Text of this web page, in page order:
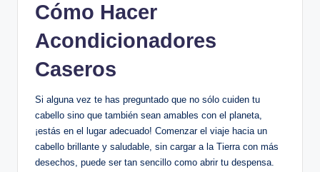
Cómo Hacer
Acondicionadores
Caseros
Si alguna vez te has preguntado que no sólo cuiden tu
cabello sino que también sean amables con el planeta,
¡estás en el lugar adecuado! Comenzar el viaje hacia un
cabello brillante y saludable, sin cargar a la Tierra con más
desechos, puede ser tan sencillo como abrir tu despensa.